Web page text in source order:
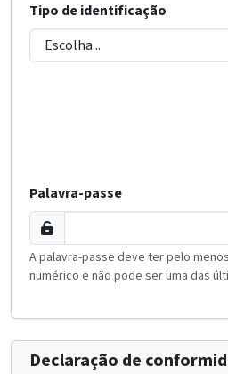
Tipo de identificação
Palavra-passe
A palavra-passe deve ter pelo
numérico e não pode ser uma das
Declaração de